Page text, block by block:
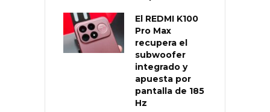
El REDMI K100
Pro Max
recupera el
subwoofer
integrado y
apuesta por
pantalla de 185
Hz